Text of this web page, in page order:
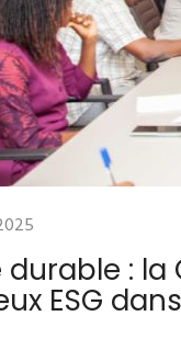
durable :
ESG